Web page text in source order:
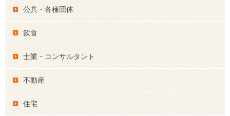
公共・各種団体
飲食
士業・コンサルタント
不動産
住宅